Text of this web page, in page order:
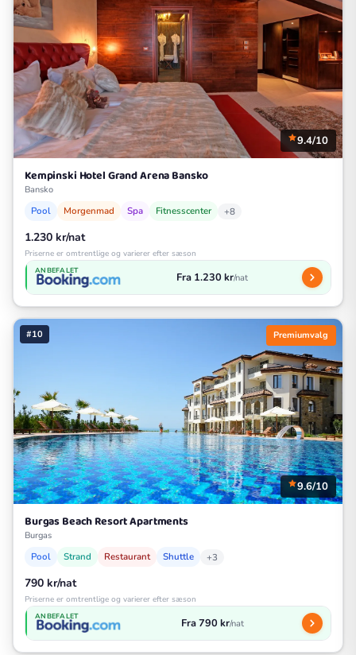
9.4/10
Kempinski Hotel Grand Arena Bansko
Bansko
Pool Morgenmad Spa Fitnesscenter +8
1.230 kr/nat
Priserne er omtrentlige og varierer efter sæson
ANBEFALET Fra 1.230 kr/nat
#10 Premiumvalg
9.6/10
Burgas Beach Resort Apartments
Burgas
Pool Strand Restaurant Shuttle +3
790 kr/nat
Priserne er omtrentlige og varierer efter sæson
ANBEFALET Fra 790 kr/nat